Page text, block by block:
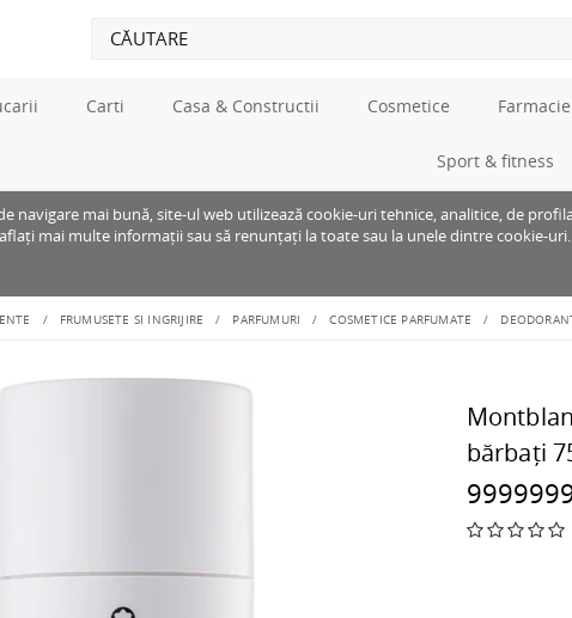
Carti Casa & Constructii Cosmetice
Sport & fitness
navigare mai bună, site-ul web utilizează cookie-uri tehnice, analitice, de
mai multe informații sau să renunțați la toate sau la unele dintre cookie-uri.
FRUMUSETE SI INGRIJIRE PARFUMURI COSMETICE PARFUMATE
bărbați